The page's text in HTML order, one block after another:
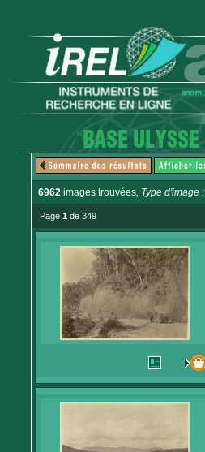
6962 images trouvées, Type d'image :
Page 1 de 349